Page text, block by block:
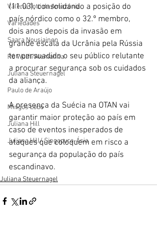
Valéria Totti da Amazônia
Variedades
Saara Nousiainen
Rô Wolfl/Alemanha
Juliana Steuernagel
Paulo de Araújo
Mingos Lobo
Juliana Hill
Juliana Hill/ Singapura-Ásia
(11.03), consolidando a posição do
país nórdico como o 32.º membro,
dois anos depois da invasão em
grande escala da Ucrânia pela Rússia
ter persuadido o seu público relutante
a procurar segurança sob os cuidados
da aliança.
A presença da Suécia na OTAN vai
garantir maior proteção ao país em
caso de eventos inesperados de
ataques que coloquem em risco a
segurança da população do país
escandinavo.
Juliana Steuernagel